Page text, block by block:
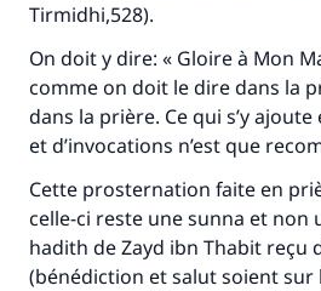
Tirmidhi,528).
On doit y dire: « Gloireà Mon
comme on doit le dire dans la
dans la prière. Ce qui s’y ajoute
et d’invocations n’est que
Cette prosternation faite en pri
celle-ci reste une sunna et non
hadith de Zayd ibn Thabit reçu
(bénédiction et salut soient sur